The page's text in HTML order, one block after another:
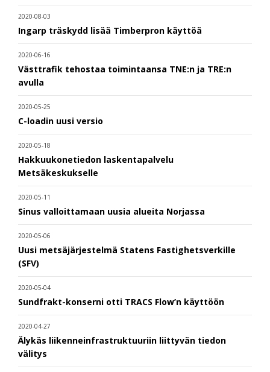
2020-08-03
Ingarp träskydd lisää Timberpron käyttöä
2020-06-16
Västtrafik tehostaa toimintaansa TNE:n ja TRE:n
avulla
2020-05-25
C-loadin uusi versio
2020-05-18
Hakkuukonetiedon laskentapalvelu
Metsäkeskukselle
2020-05-11
Sinus valloittamaan uusia alueita Norjassa
2020-05-06
Uusi metsäjärjestelmä Statens Fastighetsverkille
(SFV)
2020-05-04
Sundfrakt-konserni otti TRACS Flow’n käyttöön
2020-04-27
Älykäs liikenneinfrastruktuuriin liittyvän tiedon
välitys